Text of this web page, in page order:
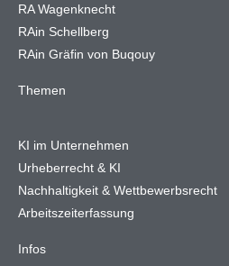
RA Wagenknecht
RAin Schellberg
RAin Gräfin von Buqouy
Themen
KI im Unternehmen
Urheberrecht & KI
Nachhaltigkeit & Wettbewerbsrecht
Arbeitszeiterfassung
Infos